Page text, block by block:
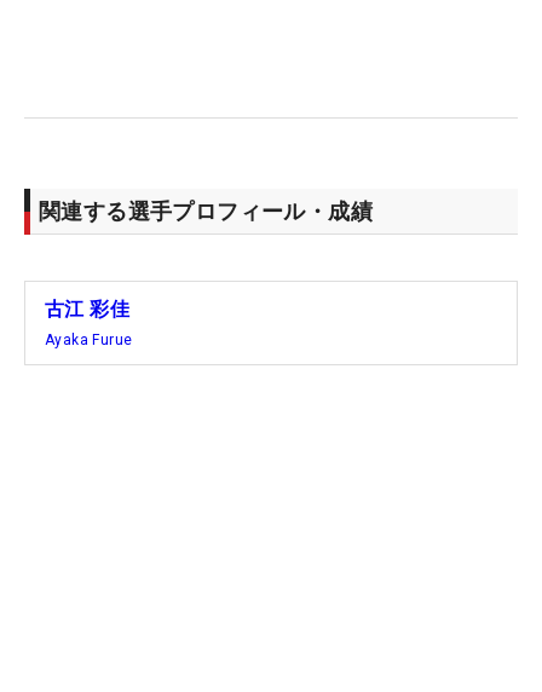
2年連続となる決勝の舞台に乗り込んだ。
世界ランキングは古江が18位に対して97位と格下だ
ったが、目の離せないプレーが続いた。序盤から獲
っては獲られる展開。そして7番でリードを許す
関連する選手プロフィール・成績
古江 彩佳
Ayaka Furue